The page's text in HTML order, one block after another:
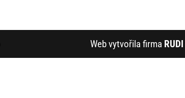
Web vytvořila firma RUDI